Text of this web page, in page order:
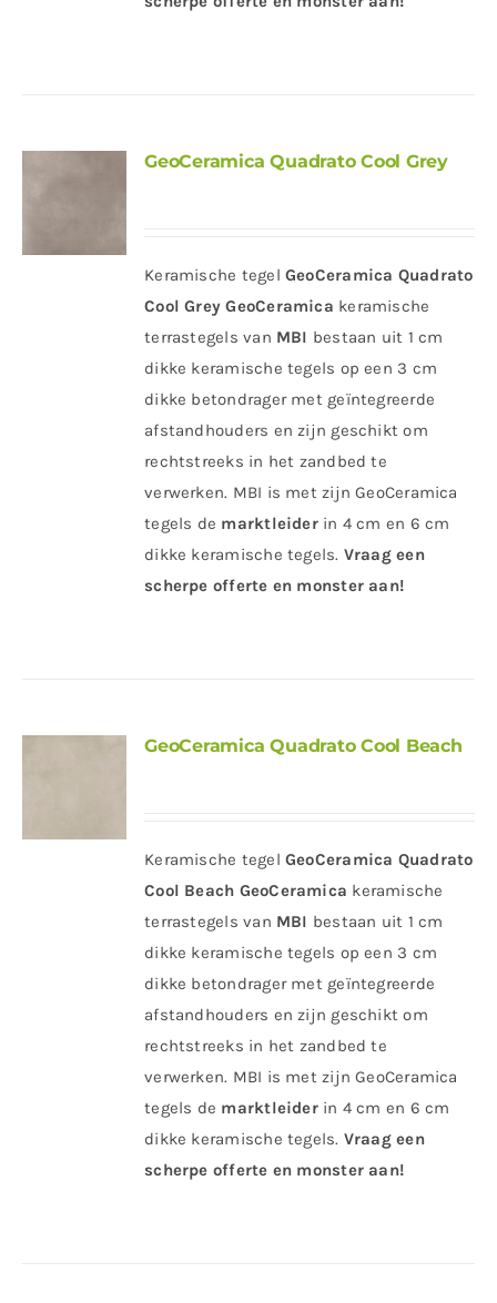
GeoCeramica Quadrato Cool Grey
Keramische tegel GeoCeramica Quadrato
Cool Grey GeoCeramica keramische
terrastegels van MBI bestaan uit 1 cm
dikke keramische tegels op een 3 cm
dikke betondrager met geïntegreerde
afstandhouders en zijn geschikt om
rechtstreeks in het zandbed te
verwerken. MBI is met zijn GeoCeramica
tegels de marktleiderin 4 cm en 6 cm
dikke keramische tegels. Vraag een
scherpe offerte en monster aan!
GeoCeramica Quadrato Cool Beach
Keramische tegel GeoCeramica Quadrato
Cool Beach GeoCeramica keramische
terrastegels van MBI bestaan uit 1 cm
dikke keramische tegels op een 3 cm
dikke betondrager met geïntegreerde
afstandhouders en zijn geschikt om
rechtstreeks in het zandbed te
verwerken. MBI is met zijn GeoCeramica
tegels de marktleiderin 4 cm en 6 cm
dikke keramische tegels. Vraag een
scherpe offerte en monster aan!